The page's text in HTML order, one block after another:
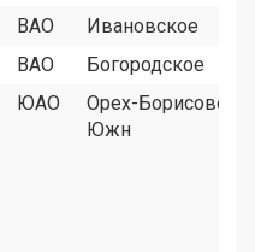
ВАО
Ивановское
ВАО
Богородское
ЮАО
Орех-Борисово
Южн